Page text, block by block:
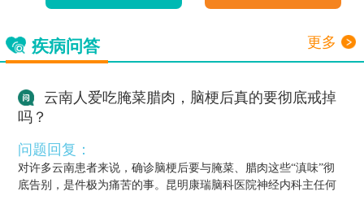
疾病问答 更多
云南人爱吃腌菜腊肉，脑梗后真的要彻底戒掉
吗？
问题回复：
对许多云南患者来说，确诊脑梗后要与腌菜、腊肉这些“滇味”彻
底告别，是件极为痛苦的事。昆明康瑞脑科医院神经内科主任何